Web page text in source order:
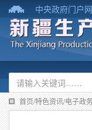
中央政府门户
首页/特色资讯/电子政